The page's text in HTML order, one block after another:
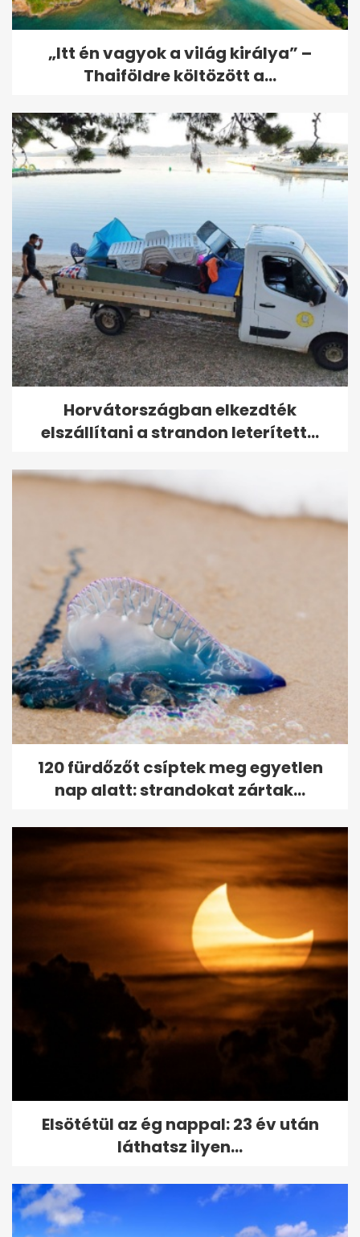
„Itt én vagyok a világ királya” –
Thaiföldre költözött a...
Horvátországban elkezdték
elszállítani a strandon leterített...
120 fürdőzőt csíptek meg egyetlen
nap alatt: strandokat zártak...
Elsötétül az ég nappal: 23 év után
láthatsz ilyen...